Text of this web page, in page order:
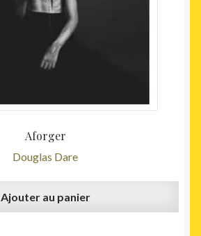
Aforger
Douglas Dare
Ajouter au panier